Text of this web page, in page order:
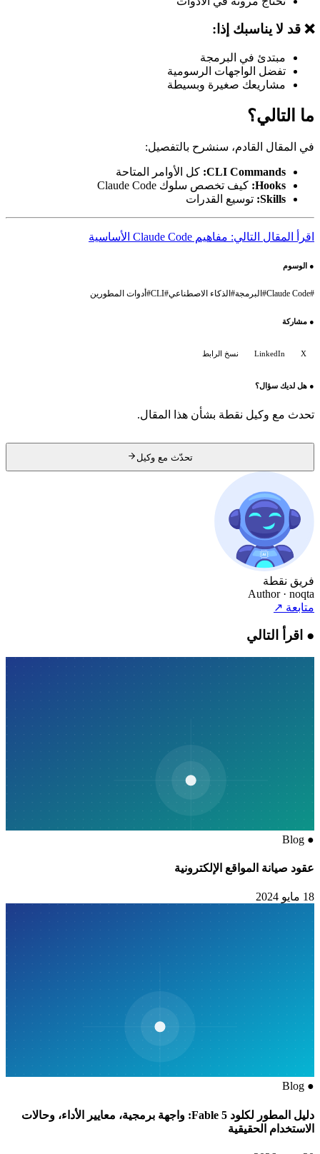
❌ قد لا يناسبك إذا:
مبتدئ في البرمجة
تفضل الواجهات الرسومية
مشاريعك صغيرة وبسيطة
ما التالي؟
في المقال القادم، سنشرح بالتفصيل:
CLI Commands: كل الأوامر المتاحة
Hooks: كيف تخصص سلوك Claude Code
Skills: توسيع القدرات
اقرأ المقال التالي: مفاهيم Claude Code الأساسية
●الوسوم
Claude Code
#البرمجة#الذكاء الاصطناعي#
CLI
#أدوات المطورين
●مشاركة
LinkedIn نسخ الرابط
●هل لديك سؤال؟
تحدث مع وكيل نقطة بشأن هذا المقال.
تحدّث مع وكيل
فريق نقطة
Author · noqta
متابعة↗
●اقرأ التالي
●
Blog
عقود صيانة المواقع الإلكترونية
18 مايو 2024
●
Blog
دليل المطور لكلود Fable 5: واجهة برمجية، معايير الأداء، وحالات
الاستخدام الحقيقية